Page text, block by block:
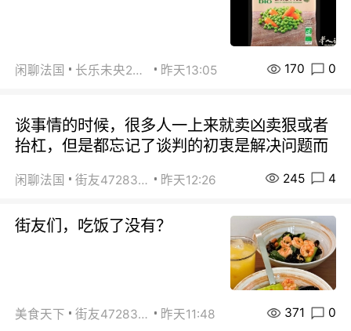
闲聊法国 长乐未央2015 昨天13:05 170 0
谈事情的时候，很多人一上来就卖凶卖狠或者
抬杠，但是都忘记了谈判的初衷是解决问题而
闲聊法国 街友472838572 昨天12:26 245 4
街友们，吃饭了没有？
美食天下 街友472838572 昨天11:48 371 0